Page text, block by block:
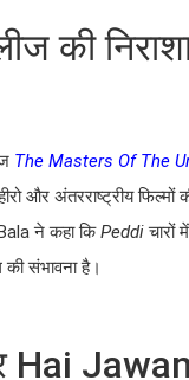
की
The Masters Of The
और अंतरराष्ट्रीय फिल्मों
ने कहा किPeddiचारों
संभावना है।
Hai